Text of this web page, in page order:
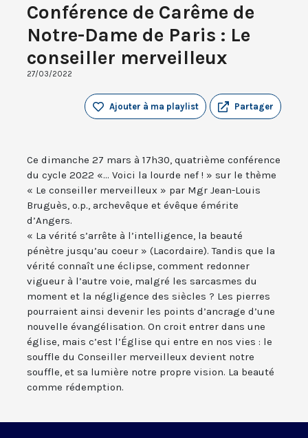
Conférence de Carême de
Notre-Dame de Paris : Le
conseiller merveilleux
27/03/2022
Partager
Ajouter à ma playlist
Ce dimanche 27 mars à 17h30, quatrième conférence
du cycle 2022 «... Voici la lourde nef ! » sur le thème
« Le conseiller merveilleux » par Mgr Jean-Louis
Bruguès, o.p., archevêque et évêque émérite
d’Angers.
« La vérité s’arrête à l’intelligence, la beauté
pénètre jusqu’au coeur » (Lacordaire). Tandis que la
vérité connaît une éclipse, comment redonner
vigueur à l’autre voie, malgré les sarcasmes du
moment et la négligence des siècles ? Les pierres
pourraient ainsi devenir les points d’ancrage d’une
nouvelle évangélisation. On croit entrer dans une
église, mais c’est l’Église qui entre en nos vies : le
souffle du Conseiller merveilleux devient notre
souffle, et sa lumière notre propre vision. La beauté
comme rédemption.